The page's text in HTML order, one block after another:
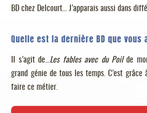
BD chez Delcourt… J’apparais aussi dans
Quelle est la dernière BD que vous
Il s’agit de… Les fables avec du Poilde
grand génie de tous les temps. C’est grâce
faire ce métier.